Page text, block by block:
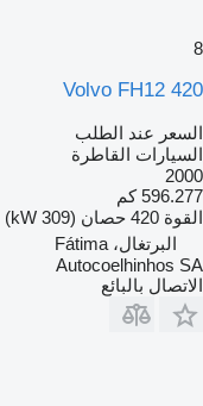
8
Volvo FH12 420
السعر عند الطلب
السيارات القاطرة
2000
596.277 كم
القوة 420 حصان (309 kW)
البرتغال، Fátima
Autocoelhinhos SA
الاتصال بالبائع